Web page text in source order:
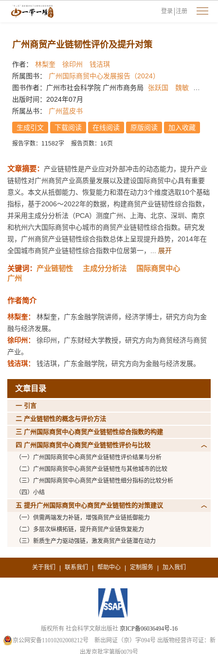
登录 注册
广州商贸产业链韧性评价及提升对策
作者： 林梨奎 徐印州
钱洁琪
所属图书：
广州国际商贸中心发展报告（2024）
图书作者：广州市社会科学院 广州市商务局
张跃国 魏敏
出版时间：2024年07月
所属丛书：
广州蓝皮书
生成引文 下载阅读 在线阅读 原版阅读 加入收藏
报告字数：11582字 报告页数：16页
文章摘要： 产业链韧性是产业应对外部冲击的动态能力，提升产业
链韧性对广州商贸产业高质量发展以及建设国际商贸中心具有重要
意义。本文从抵御能力、恢复能力和潜在动力3个维度选取10个基础
指标，基于2006～2022年的数据，构建商贸产业链韧性综合指数，
并采用主成分分析法（PCA）测度广州、上海、北京、深圳、南京
和杭州六大国际商贸中心城市的商贸产业链韧性综合指数。研究发
现，广州商贸产业链韧性综合指数总体上呈现提升趋势，2014年在
全国城市商贸产业链韧性综合指数中位居第一，... 展开
关键词： 产业链韧性 主成分分析法
国际商贸中心
广州
作者简介
林梨奎：
林梨奎，广东金融学院讲师，经济学博士，研究方向为金
融与经济发展。
徐印州：
徐印州，广东财经大学教授，研究方向为商贸经济与商贸
产业。
钱洁琪：
钱洁琪，广东金融学院，研究方向为金融与经济发展。
文章目录
一 引言
二 产业链韧性的概念与评价方法
三 广州国际商贸中心商贸产业链韧性综合指数的构建
四 广州国际商贸中心商贸产业链韧性评价与比较
（一）广州国际商贸中心商贸产业链韧性评价结果与分析
（二）广州国际商贸中心商贸产业链韧性与其他城市的比较
（三）广州国际商贸中心商贸产业链韧性细分指标的比较分析
（四）小结
五 提升广州国际商贸中心商贸产业链韧性的对策建议
（一）供需两端发力补链，增强商贸产业链抵御能力
（二）多层次纵横拓链，提升商贸产业链恢复能力
（三）新质生产力驱动强链，激发商贸产业链潜在动力
关于我们 | 联系我们 | 帮助中心 | 定制服务 | 加入我们
版权所有 社会科学文献出版社 京ICP备06036494号-16
京公网安备11010202008212号 新出网证（京）字094号 出版物经营许可证：新
出发京批字第版0079号